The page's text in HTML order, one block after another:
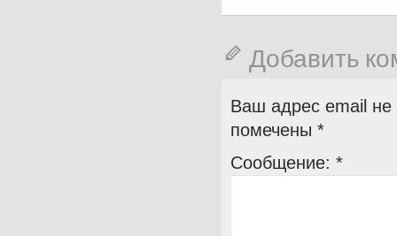
Добавить
Ваш адрес email не
помечены *
Сообщение: *